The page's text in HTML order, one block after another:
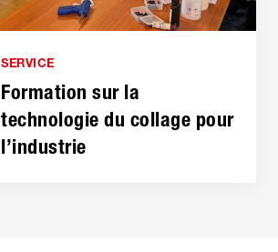
SERVICE
Formation sur la
technologie du collage pour
l’industrie